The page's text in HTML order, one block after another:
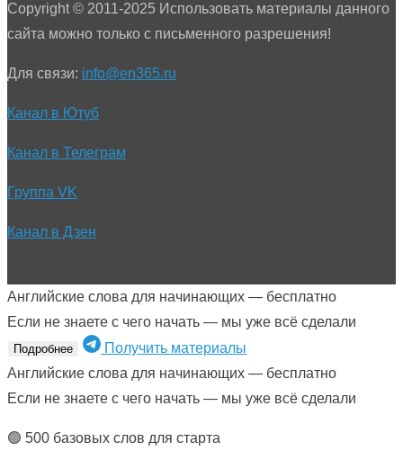
Copyright © 2011-2025 Использовать материалы данного
сайта можно только с письменного разрешения!
Для связи: info@en365.ru
Канал в Ютуб
Канал в Телеграм
Группа VK
Канал в Дзен
Английские слова для начинающих — бесплатно
Если не знаете с чего начать — мы уже всё сделали
Подробнее
Получить материалы
Английские слова для начинающих — бесплатно
Если не знаете с чего начать — мы уже всё сделали
🟢 500 базовых слов для старта